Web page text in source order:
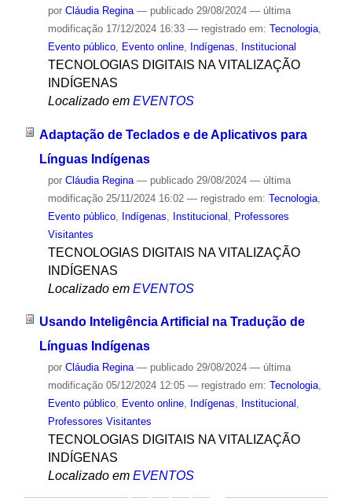
por Cláudia Regina — publicado29/08/2024 — última
modificação17/12/2024 16:33 — registrado em: Tecnologia,
Evento público, Evento online, Indígenas Institucional
TECNOLOGIAS DIGITAIS NA VITALIZAÇÃO
INDÍGENAS
Localizado em EVENTOS
Adaptação de Teclados e de Aplicativos para
Línguas Indígenas
por Cláudia Regina — publicado29/08/2024 — última
modificação25/11/2024 16:02 — registrado em: Tecnologia,
Evento público, Indígenas Institucional
Professores
Visitantes
TECNOLOGIAS DIGITAIS NA VITALIZAÇÃO
INDÍGENAS
Localizado em EVENTOS
Usando Inteligência Artificial na Tradução de
Línguas Indígenas
por Cláudia Regina — publicado29/08/2024 — última
modificação05/12/2024 12:05 — registrado em: Tecnologia,
Evento público, Evento online, Indígenas, Institucional ,
Professores Visitantes
TECNOLOGIAS DIGITAIS NA VITALIZAÇÃO
INDÍGENAS
Localizado em EVENTOS